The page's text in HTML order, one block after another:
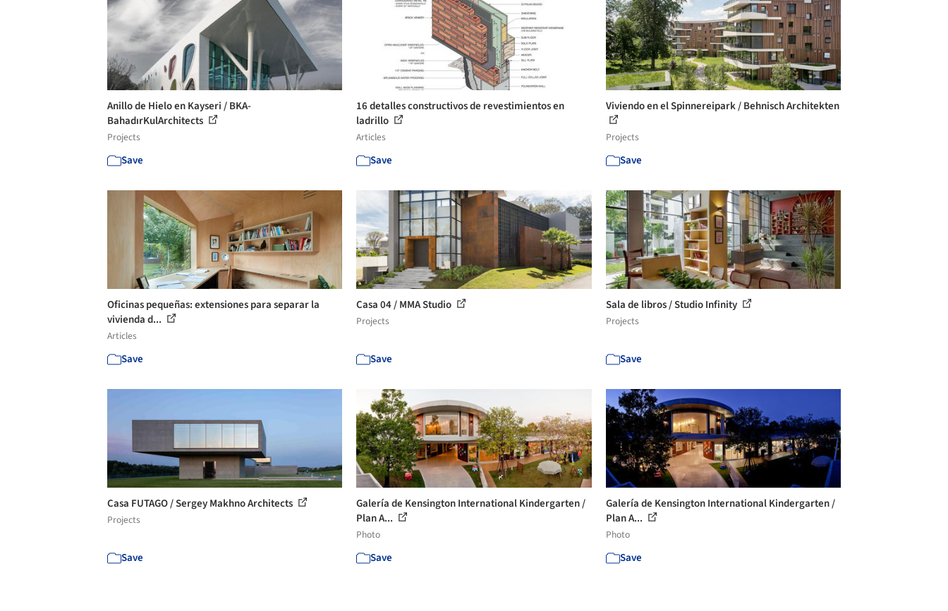
Anillo de Hielo en Kayseri / BKA-
BahadırKulArchitects
Projects
Save
16 detalles constructivos de revestimientos en
ladrillo
Articles
Save
Viviendo en el Spinnereipark / Behnisch Architekten
Projects
Save
Oficinas pequeñas: extensiones para separar la
vivienda d...
Articles
Save
Casa 04 / MMA Studio
Projects
Save
Sala de libros / Studio Infinity
Projects
Save
Casa FUTAGO / Sergey Makhno Architects
Projects
Save
Galería de Kensington International Kindergarten /
Plan A...
Photo
Save
Galería de Kensington International Kindergarten /
Plan A...
Photo
Save